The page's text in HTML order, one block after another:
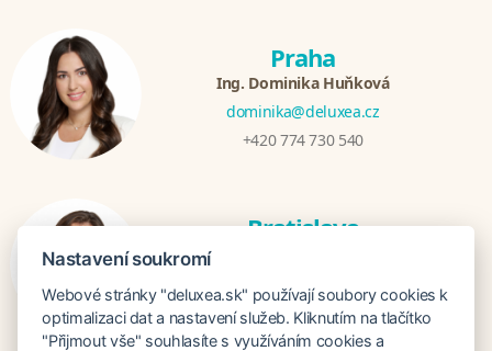
Praha
Ing. Dominika Huňková
dominika@deluxea.cz
+420 774 730 540
Bratislava
+421 948 759 074
Nastavení soukromí
Webové stránky "deluxea.sk" používají soubory cookies k
optimalizaci dat a nastavení služeb. Kliknutím na tlačítko
"Přijmout vše" souhlasíte s využíváním cookies a